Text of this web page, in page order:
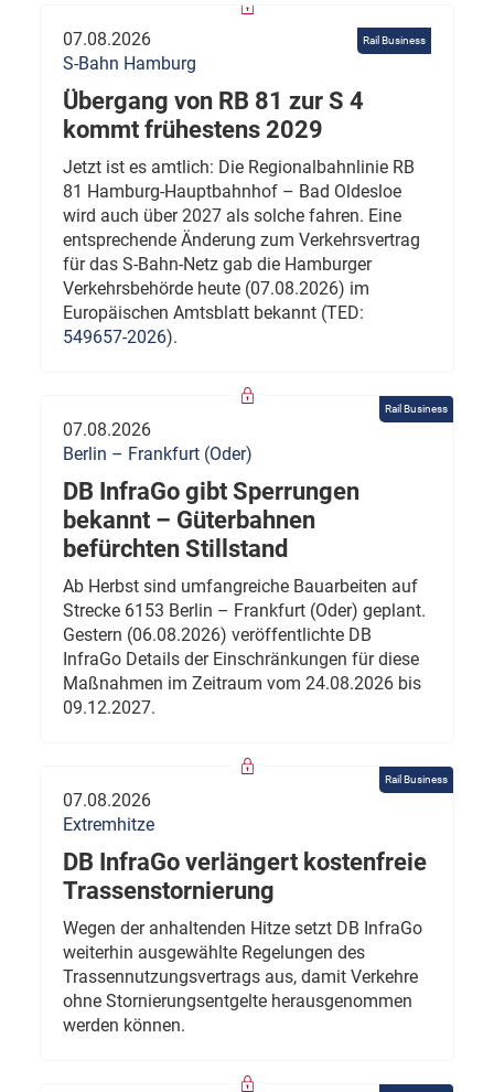
Rail Business
07.08.2026
S-Bahn Hamburg
Übergang von RB 81 zur S 4
kommt frühestens 2029
Jetzt ist es amtlich: Die Regionalbahnlinie RB
81 Hamburg-Hauptbahnhof – Bad Oldesloe
wird auch über 2027 als solche fahren. Eine
entsprechende Änderung zum Verkehrsvertrag
für das S-Bahn-Netz gab die Hamburger
Verkehrsbehörde heute (07.08.2026) im
Europäischen Amtsblatt bekannt (TED:
549657-2026).
Rail Business
07.08.2026
Berlin – Frankfurt (Oder)
DB InfraGo gibt Sperrungen
bekannt – Güterbahnen
befürchten Stillstand
Ab Herbst sind umfangreiche Bauarbeiten auf
Strecke 6153 Berlin – Frankfurt (Oder) geplant.
Gestern (06.08.2026) veröffentlichte DB
InfraGo Details der Einschränkungen für diese
Maßnahmen im Zeitraum vom 24.08.2026 bis
09.12.2027.
Rail Business
07.08.2026
Extremhitze
DB InfraGo verlängert kostenfreie
Trassenstornierung
Wegen der anhaltenden Hitze setzt DB InfraGo
weiterhin ausgewählte Regelungen des
Trassennutzungsvertrags aus, damit Verkehre
ohne Stornierungsentgelte herausgenommen
werden können.